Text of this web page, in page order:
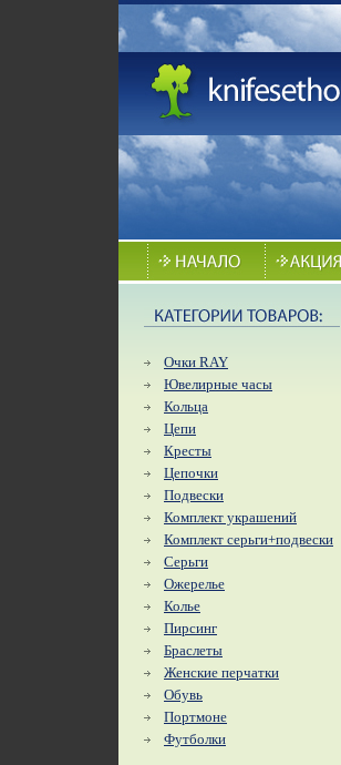
Очки RAY
Ювелирные часы
Кольца
Цепи
Кресты
Цепочки
Подвески
Комплект украшений
Комплект серьги+подвески
Серьги
Ожерелье
Колье
Пирсинг
Браслеты
Женские перчатки
Обувь
Портмоне
Футболки